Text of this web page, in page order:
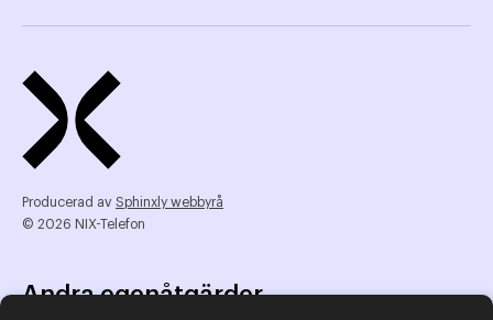
Producerad av Sphinxly webbyrå
© 2026 NIX-Telefon
Andra egenåtgärder